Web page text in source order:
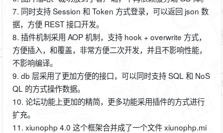
7. 同时支持 Session 和 Token 方式登录，可以返回 json 数
据，方便 REST 接口开发。
8. 插件机制采用 AOP 机制，支持 hook + overwrite 方式，
方便插入，和覆盖，非常方便二次开发，并且不影响性能，
不影响编译。
9. db 层采用了更加方便的接口，可以同时支持 SQL 和 NoS
QL 的方式操作数据。
10. 论坛功能上更加的精简，更多功能采用插件的方式进行
扩充。
11. xiunophp 4.0 这个框架合并成了一个文件 xiunophp.mi